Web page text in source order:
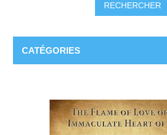
RECHERCHER
CATÉGORIES